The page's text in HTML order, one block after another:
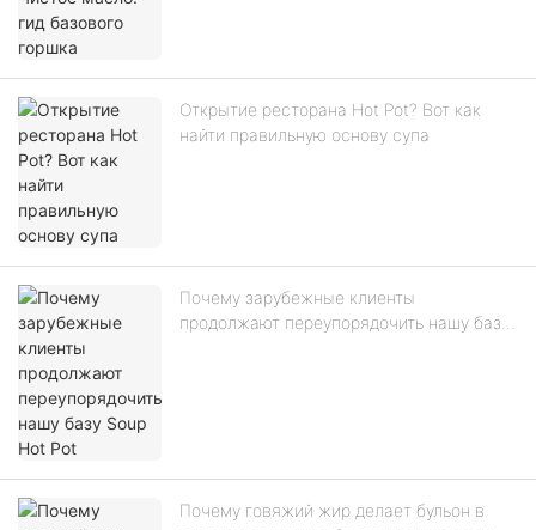
Открытие ресторана Hot Pot? Вот как
найти правильную основу супа
Почему зарубежные клиенты
продолжают переупорядочить нашу базу
Почему говяжий жир делает бульон в